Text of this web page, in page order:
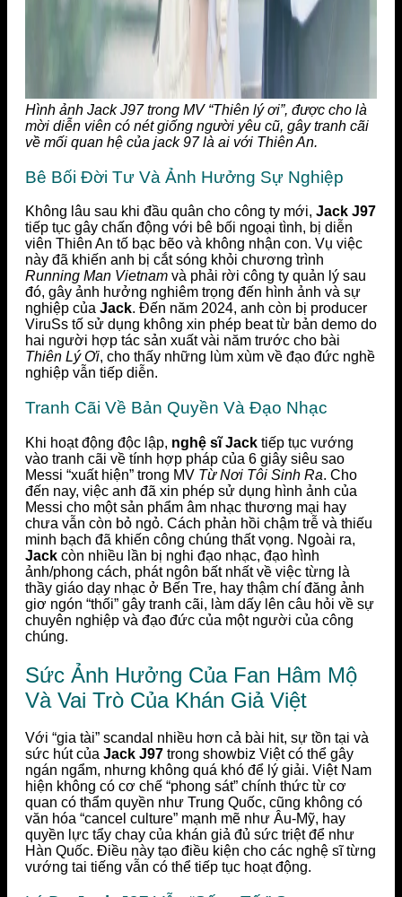
Hình ảnh Jack J97 trong MV “Thiên lý ơi”, được cho là
mời diễn viên có nét giống người yêu cũ, gây tranh cãi
về mối quan hệ của jack 97 là ai với Thiên An.
Bê Bối Đời Tư Và Ảnh Hưởng Sự Nghiệp
Không lâu sau khi đầu quân cho công ty mới, Jack J97
tiếp tục gây chấn động với bê bối ngoại tình, bị diễn
viên Thiên An tố bạc bẽo và không nhận con. Vụ việc
này đã khiến anh bị cắt sóng khỏi chương trình
Running Man Vietnam và phải rời công ty quản lý sau
đó, gây ảnh hưởng nghiêm trọng đến hình ảnh và sự
nghiệp của Jack. Đến năm 2024, anh còn bị producer
ViruSs tố sử dụng không xin phép beat từ bản demo do
hai người hợp tác sản xuất vài năm trước cho bài
Thiên Lý Ơi, cho thấy những lùm xùm về đạo đức nghề
nghiệp vẫn tiếp diễn.
Tranh Cãi Về Bản Quyền Và Đạo Nhạc
Khi hoạt động độc lập, nghệ sĩ Jack tiếp tục vướng
vào tranh cãi về tính hợp pháp của 6 giây siêu sao
Messi “xuất hiện” trong MV Từ Nơi Tôi Sinh Ra. Cho
đến nay, việc anh đã xin phép sử dụng hình ảnh của
Messi cho một sản phẩm âm nhạc thương mại hay
chưa vẫn còn bỏ ngỏ. Cách phản hồi chậm trễ và thiếu
minh bạch đã khiến công chúng thất vọng. Ngoài ra,
Jack còn nhiều lần bị nghi đạo nhạc, đạo hình
ảnh/phong cách, phát ngôn bất nhất về việc từng là
thầy giáo dạy nhạc ở Bến Tre, hay thậm chí đăng ảnh
giơ ngón “thối” gây tranh cãi, làm dấy lên câu hỏi về sự
chuyên nghiệp và đạo đức của một người của công
chúng.
Sức Ảnh Hưởng Của Fan Hâm Mộ
Và Vai Trò Của Khán Giả Việt
Với “gia tài” scandal nhiều hơn cả bài hit, sự tồn tại và
sức hút của Jack J97 trong showbiz Việt có thể gây
ngán ngẩm, nhưng không quá khó để lý giải. Việt Nam
hiện không có cơ chế “phong sát” chính thức từ cơ
quan có thẩm quyền như Trung Quốc, cũng không có
văn hóa “cancel culture” mạnh mẽ như Âu-Mỹ, hay
quyền lực tẩy chay của khán giả đủ sức triệt để như
Hàn Quốc. Điều này tạo điều kiện cho các nghệ sĩ từng
vướng tai tiếng vẫn có thể tiếp tục hoạt động.